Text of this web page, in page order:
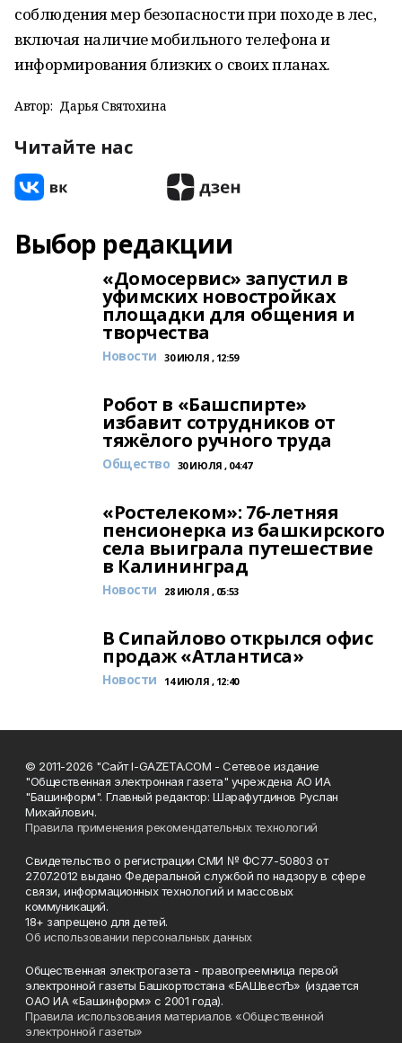
соблюдения мер безопасности при походе в лес,
включая наличие мобильного телефона и
информирования близких о своих планах.
Автор: Дарья Святохина
Читайте нас
Выбор редакции
«Домосервис» запустил в
уфимских новостройках
площадки для общения и
творчества
Новости 30 ИЮЛЯ , 12:59
Робот в «Башспирте»
избавит сотрудников от
тяжёлого ручного труда
Общество 30 ИЮЛЯ , 04:47
«Ростелеком»: 76-летняя
пенсионерка из башкирского
села выиграла путешествие
в Калининград
Новости 28 ИЮЛЯ , 05:53
В Сипайлово открылся офис
продаж «Атлантиса»
Новости 14 ИЮЛЯ , 12:40
© 2011-2026 "Сайт I-GAZETA.COM - Сетевое издание
"Общественная электронная газета" учреждена АО ИА
"Башинформ". Главный редактор: Шарафутдинов Руслан
Михайлович.
Правила применения рекомендательных технологий
Свидетельство о регистрации СМИ № ФС77-50803 от
27.07.2012 выдано Федеральной службой по надзору в сфере
связи, информационных технологий и массовых
коммуникаций.
18+ запрещено для детей.
Об использовании персональных данных
Общественная электрогазета - правопреемница первой
электронной газеты Башкортостана «БАШвестЪ» (издается
ОАО ИА «Башинформ» с 2001 года).
Правила использования материалов «Общественной
электронной газеты»